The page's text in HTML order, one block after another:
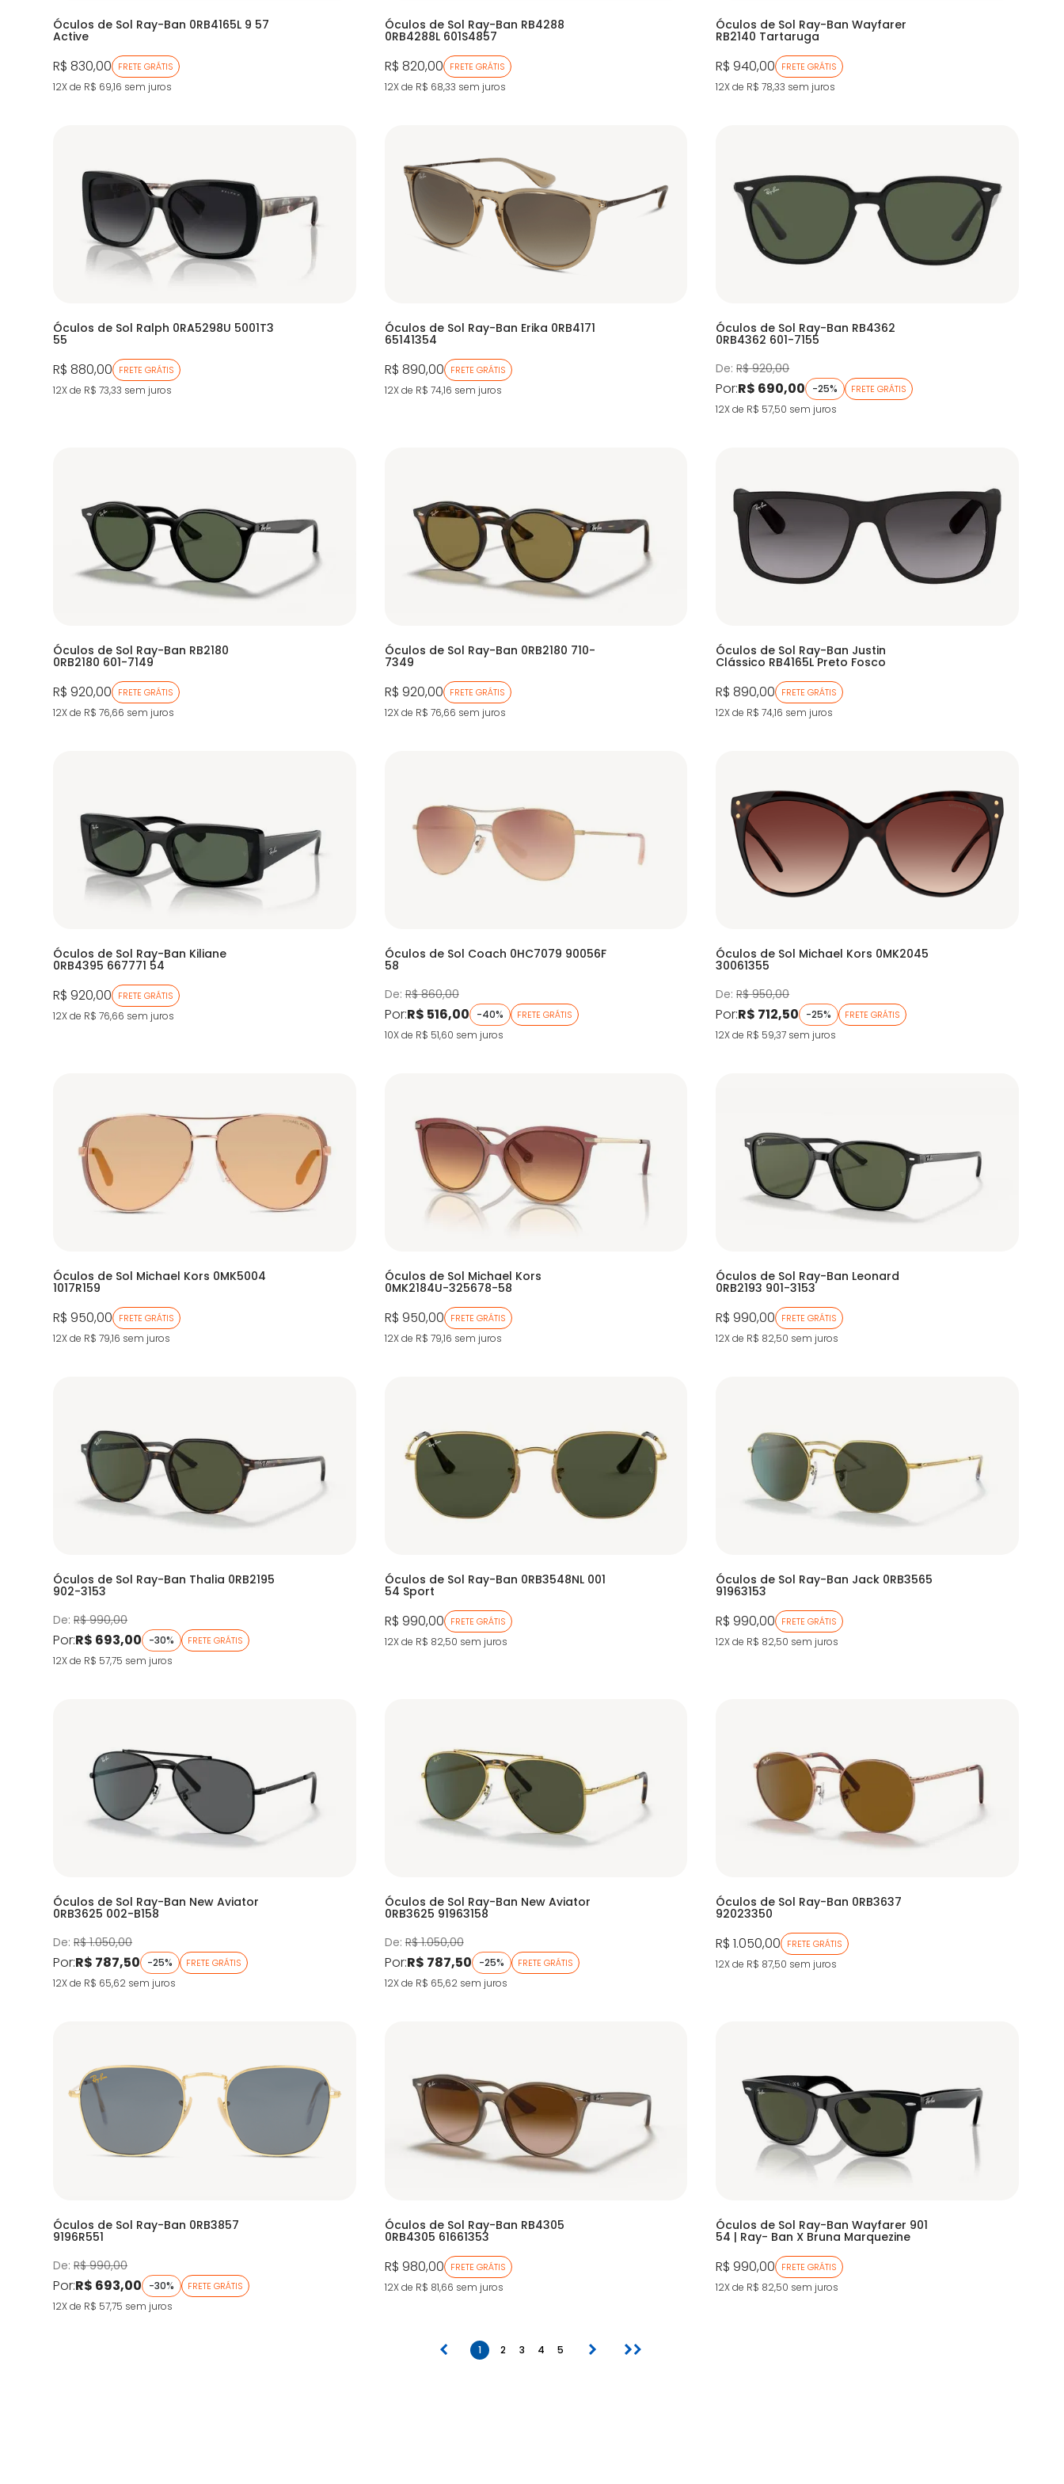
Óculos de Sol Ray-Ban 0RB4165L 9 57
Active
R$ 830,00 FRETE GRÁTIS
12X de R$ 69,16 sem juros
Óculos de Sol Ray-Ban RB4288
0RB4288L 601S4857
R$ 820,00 FRETE GRÁTIS
12X de R$ 68,33 sem juros
Óculos de Sol Ray-Ban Wayfarer
RB2140 Tartaruga
R$ 940,00 FRETE GRÁTIS
12X de R$ 78,33 sem juros
Óculos de Sol Ralph 0RA5298U 5001T3
55
R$ 880,00 FRETE GRÁTIS
12X de R$ 73,33 sem juros
Óculos de Sol Ray-Ban Erika 0RB4171
65141354
R$ 890,00 FRETE GRÁTIS
12X de R$ 74,16 sem juros
Óculos de Sol Ray-Ban RB4362
0RB4362 601-7155
De:R$ 920,00
Por:R$ 690,00 -25% FRETE GRÁTIS
12X de R$ 57,50 sem juros
Óculos de Sol Ray-Ban RB2180
0RB2180 601-7149
R$ 920,00 FRETE GRÁTIS
12X de R$ 76,66 sem juros
Óculos de Sol Ray-Ban 0RB2180 710-
7349
R$ 920,00 FRETE GRÁTIS
12X de R$ 76,66 sem juros
Óculos de Sol Ray-Ban Justin
Clássico RB4165L Preto Fosco
R$ 890,00 FRETE GRÁTIS
12X de R$ 74,16 sem juros
Óculos de Sol Ray-Ban Kiliane
0RB4395 667771 54
R$ 920,00 FRETE GRÁTIS
12X de R$ 76,66 sem juros
Óculos de Sol Coach 0HC7079 90056F
58
De:R$ 860,00
Por:R$ 516,00 -40% FRETE GRÁTIS
10X de R$ 51,60 sem juros
Óculos de Sol Michael Kors 0MK2045
30061355
De:R$ 950,00
Por:R$ 712,50 -25% FRETE GRÁTIS
12X de R$ 59,37 sem juros
Óculos de Sol Michael Kors 0MK5004
1017R159
R$ 950,00 FRETE GRÁTIS
12X de R$ 79,16 sem juros
Óculos de Sol Michael Kors
0MK2184U-325678-58
R$ 950,00 FRETE GRÁTIS
12X de R$ 79,16 sem juros
Óculos de Sol Ray-Ban Leonard
0RB2193 901-3153
R$ 990,00 FRETE GRÁTIS
12X de R$ 82,50 sem juros
Óculos de Sol Ray-Ban Thalia 0RB2195
902-3153
De:R$ 990,00
Por:R$ 693,00 -30% FRETE GRÁTIS
12X de R$ 57,75 sem juros
Óculos de Sol Ray-Ban 0RB3548NL 001
54 Sport
R$ 990,00 FRETE GRÁTIS
12X de R$ 82,50 sem juros
Óculos de Sol Ray-Ban Jack 0RB3565
91963153
R$ 990,00 FRETE GRÁTIS
12X de R$ 82,50 sem juros
Óculos de Sol Ray-Ban New Aviator
0RB3625 002-B158
De:R$ 1.050,00
Por:R$ 787,50 -25% FRETE GRÁTIS
12X de R$ 65,62 sem juros
Óculos de Sol Ray-Ban New Aviator
0RB3625 91963158
De:R$ 1.050,00
Por:R$ 787,50 -25% FRETE GRÁTIS
12X de R$ 65,62sem juros
Óculos de Sol Ray-Ban 0RB3637
92023350
R$ 1.050,00 FRETE GRÁTIS
12X de R$ 87,50 sem juros
Óculos de Sol Ray-Ban 0RB3857
9196R551
De:R$ 990,00
Por:R$ 693,00 -30% FRETE GRÁTIS
12X de R$ 57,75 sem juros
Óculos de Sol Ray-Ban RB4305
0RB4305 61661353
R$ 980,00 FRETE GRÁTIS
12X de R$ 81,66 sem juros
Óculos de Sol Ray-Ban Wayfarer 901
54 | Ray- Ban X Bruna Marquezine
R$ 990,00 FRETE GRÁTIS
12X de R$ 82,50 sem juros
anterior 1 2 3 4 5 próximo último